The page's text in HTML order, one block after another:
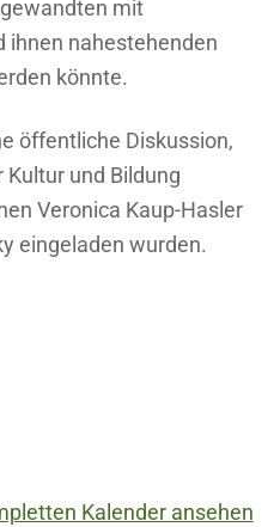
mit
ihnen nahestehenden
könnte.
öffentliche Diskussion,
Kultur und Bildung
Veronica Kaup-Hasler
eingeladen wurden.
Kalender ansehen